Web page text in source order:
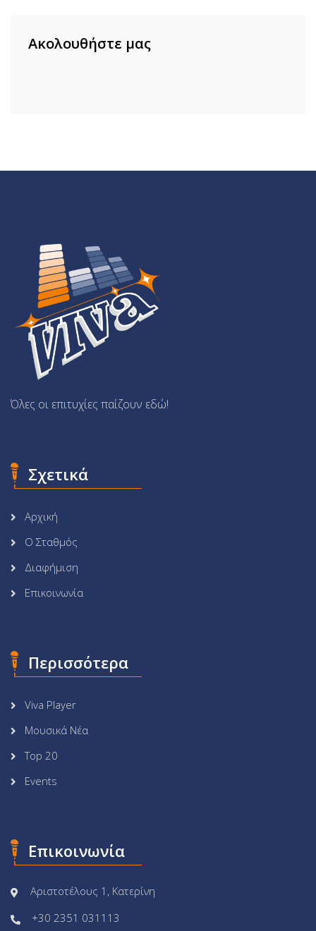
Ακολουθήστε μας
Όλες οι επιτυχίες παίζουν εδώ!
Σχετικά
Αρχική
Ο Σταθμός
Διαφήμιση
Επικοινωνία
Περισσότερα
Viva Player
Μουσικά Νέα
Top 20
Events
Επικοινωνία
Αριστοτέλους 1, Κατερίνη
+30 2351 031113